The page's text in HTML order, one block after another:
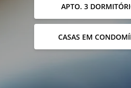
APTO. 3
CASAS EM